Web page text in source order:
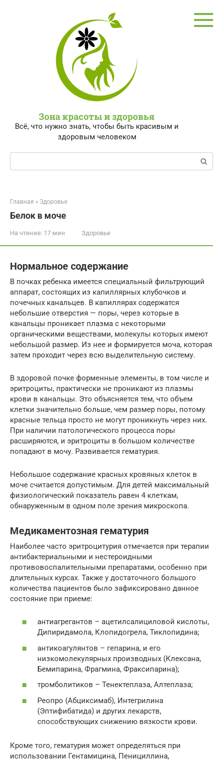
Зона красоты и здоровья
Всё, что нужно знать, чтобы быть красивым и
здоровым человеком
Поиск:
Главная » Здоровье
Белок в моче
На чтение: 17 мин Здоровье
Нормальное содержание
В почках ребенка имеется специальный фильтрующий
аппарат, состоящих из капиллярных клубочков и
почечных канальцев. В капиллярах содержатся
небольшие отверстия — поры, через которые в
канальцы проникает плазма с некоторыми
органическими веществами, молекулы которых имеют
небольшой размер. Из нее и формируется моча, которая
затем проходит через всю выделительную систему.
В здоровой почке форменные элементы, в том числе и
эритроциты, практически не проникают из плазмы
крови в канальцы. Это объясняется тем, что объем
клетки значительно больше, чем размер поры, потому
красные тельца просто не могут проникнуть через них.
При наличии патологического процесса поры
расширяются, и эритроциты в большом количестве
попадают в мочу. Развивается гематурия.
Небольшое содержание красных кровяных клеток в
моче считается допустимым. Для детей максимальный
физиологический показатель равен 4 клеткам,
обнаруженным в одном поле зрения микроскопа.
Медикаментозная гематурия
Наиболее часто эритроцитурия отмечается при терапии
антибактериальными и нестероидными
противовоспалительными препаратами, особенно при
длительных курсах. Также у достаточного большого
количества пациентов было зафиксировано данное
состояние при приеме:
антиагрегантов – ацетилсалициловой кислоты,
Дипиридамола, Клопидогрела, Тиклопидина;
антикоагулянтов – гепарина, и его
низкомолекулярных производных (Клексана,
Бемипарина, Фрагмина, Фраксипарина);
тромболитиков – Тенектеплаза, Алтеплаза;
Реопро (Абциксимаб), Интегрилина
(Эптифибатида) и других лекарств,
способствующих снижению вязкости крови.
Кроме того, гематурия может определяться при
использовании Гентамицина, Пенициллина,